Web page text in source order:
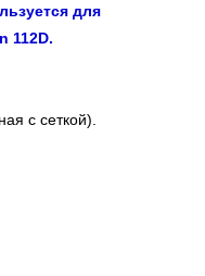
для
112D.
с сеткой).